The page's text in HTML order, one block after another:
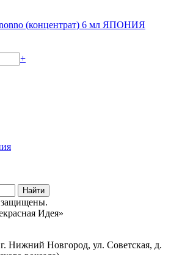
(концентрат) 6 мл ЯПОНИЯ
+
защищены.
Идея»
Нижний Новгород, ул. Советская, д.